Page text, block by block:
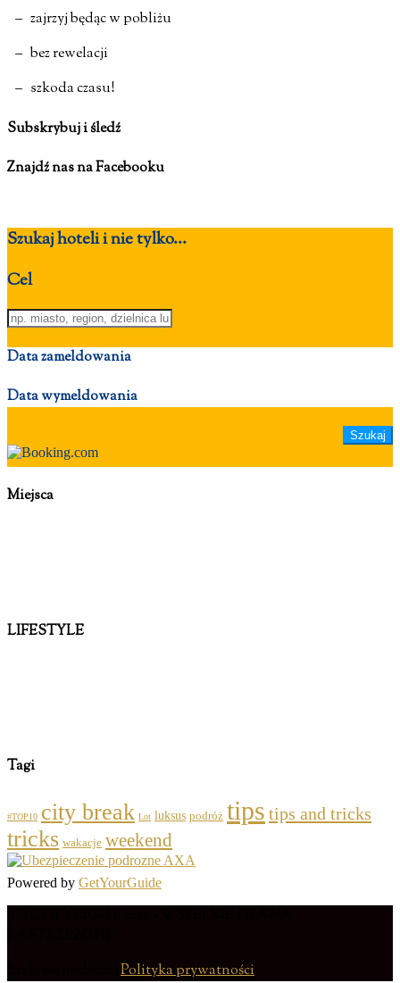
– zajrzyj będąc w pobliżu
– bez rewelacji
– szkoda czasu!
Subskrybuj i śledź
Znajdź nas na Facebooku
Szukaj hoteli i nie tylko...
Cel
Data zameldowania
Data wymeldowania
Miejsca
LIFESTYLE
Tagi
#TOP10 city break Lot luksus podróż tips tips and tricks
tricks wakacje weekend
Powered by GetYourGuide
Polityka prywatności